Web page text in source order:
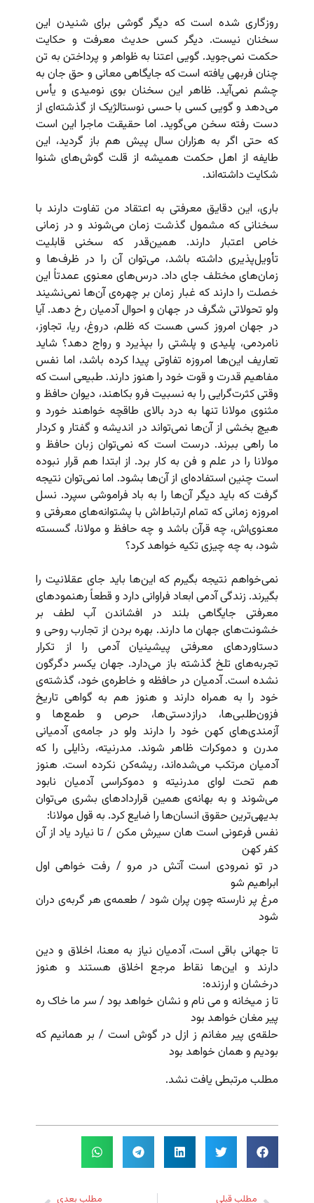
روزگاری شده است که دیگر گوشی برای شنیدن این
سخنان نیست. دیگر کسی حدیث معرفت و حکایت
حکمت نمی‌جوید. گویی اعتنا به ظواهر و پرداختن به تن
چنان فربهی یافته است که جایگاهی معانی و حق جان به
چشم نمی‌آید. ظاهر این سخنان بوی نومیدی و یأس
می‌دهد و گویی کسی با حسی نوستالژیک از گذشته‌ای از
دست رفته سخن می‌گوید. اما حقیقت ماجرا این است
که حتی اگر به هزاران سال پیش هم باز گردید، این
طایفه از اهل حکمت همیشه از قلت گوش‌های شنوا
شکایت داشته‌اند.
باری، این دقایق معرفتی به اعتقاد من تفاوت دارند با
سخنانی که مشمول گذشت زمان می‌شوند و در زمانی
خاص اعتبار دارند. همین‌قدر که سخنی قابلیت
تأویل‌پذیری داشته باشد، می‌توان آن‌ را در ظرف‌ها و
زمان‌های مختلف جای داد. درس‌های معنوی عمدتاً این
خصلت را دارند که غبار زمان بر چهره‌ی آن‌ها نمی‌نشیند
ولو تحولاتی شگرف در جهان و احوال آدمیان رخ دهد. آیا
در جهان امروز کسی هست که ظلم، دروغ، ریا، تجاوز،
نامردمی، پلیدی و پلشتی را بپذیرد و رواج دهد؟‌ شاید
تعاریف این‌ها امروزه تفاوتی پیدا کرده باشد، اما نفس
مفاهیم قدرت و قوت خود را هنوز دارند. طبیعی است که
وقتی کثرت‌گرایی را به نسبیت فرو بکاهند، دیوان حافظ و
مثنوی مولانا تنها به درد بالای طاقچه خواهند خورد و
هیچ بخشی از آن‌ها نمی‌تواند در اندیشه و گفتار و کردار
ما راهی ببرند. درست است که نمی‌توان زبان حافظ و
مولانا را در علم و فن به کار برد. از ابتدا هم قرار نبوده
است چنین استفاده‌ای از آن‌ها بشود. اما نمی‌توان نتیجه
گرفت که باید دیگر آن‌ها را به باد فراموشی سپرد. نسل
امروزه زمانی که تمام ارتباط‌اش با پشتوانه‌های معرفتی و
معنوی‌اش، چه قرآن باشد و چه حافظ و مولانا،‌ گسسته
شود، به چه چیزی تکیه خواهد کرد؟
نمی‌خواهم نتیجه بگیرم که این‌ها باید جای عقلانیت را
بگیرند. زندگی آدمی ابعاد فراوانی دارد و قطعاً رهنمودهای
معرفتی جایگاهی بلند در افشاندن آب لطف بر
خشونت‌های جهان ما دارند. بهره بردن از تجارب روحی و
دستاوردهای معرفتی پیشینیان آدمی را از تکرار
تجربه‌های تلخ گذشته باز می‌دارد. جهان یکسر دگرگون
نشده است. آدمیان در حافظه و خاطره‌ی خود، گذشته‌ی
خود را به همراه دارند و هنوز هم به گواهی تاریخ
فزون‌طلبی‌ها،‌ دراز‌دستی‌ها، حرص و طمع‌ها و
آزمندی‌های کهن خود را دارند ولو در جامه‌ی آدمیانی
مدرن و دموکرات ظاهر شوند. مدرنیته، رذایلی را که
آدمیان مرتکب می‌شده‌اند، ریشه‌کن نکرده است. هنوز
هم تحت لوای مدرنیته و دموکراسی آدمیان نابود
می‌شوند و به بهانه‌ی همین قراردادهای بشری می‌توان
بدیهی‌ترین حقوق انسان‌ها را ضایع کرد. به قول مولانا:
نفس فرعونی است هان سیرش مکن / تا نیارد یاد از آن
کفر کهن
در تو نمرودی است آتش در مرو / رفت خواهی اول
ابراهیم شو
مرغ پر نارسته چون پران شود / طعمه‌ی هر گربه‌ی دران
شود
تا جهانی باقی است،‌ آدمیان نیاز به معنا،‌ اخلاق و دین
دارند و این‌ها نقاط مرجع اخلاق هستند و هنوز
درخشان و ارزنده:
تا ز میخانه و می نام و نشان خواهد بود / سر ما خاک ره
پیر مغان خواهد بود
حلقه‌ی پیر مغانم ز ازل در گوش است / بر همانیم که
بودیم و همان خواهد بود
مطلب مرتبطی یافت نشد.
مطلب قبلی مطلب بعدی